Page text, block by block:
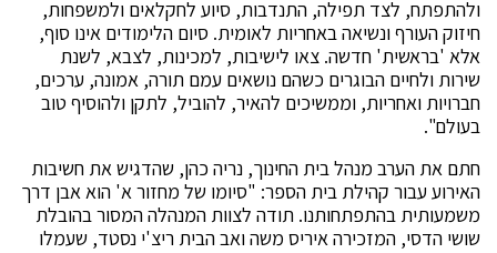
ולהתפתח, לצד תפילה, התנדבות, סיוע לחקלאים ולמשפחות,
חיזוק העורף ונשיאה באחריות לאומית. סיום הלימודים אינו סוף,
אלא 'בראשית' חדשה. צאו לישיבות, למכינות, לצבא, לשנת
שירות ולחיים הבוגרים כשהם נושאים עמם תורה, אמונה, ערכים,
חברויות ואחריות, וממשיכים להאיר, להוביל, לתקן ולהוסיף טוב
בעולם".
חתם את הערב מנהל בית החינוך, נריה כהן, שהדגיש את חשיבות
האירוע עבור קהילת בית הספר: "סיומו של מחזור א' הוא אבן דרך
משמעותית בהתפתחותנו. תודה לצוות המנהלה המסור בהובלת
שושי הדסי, המזכירה איריס משה ואב הבית ריצ'י נסטד, שעמלו